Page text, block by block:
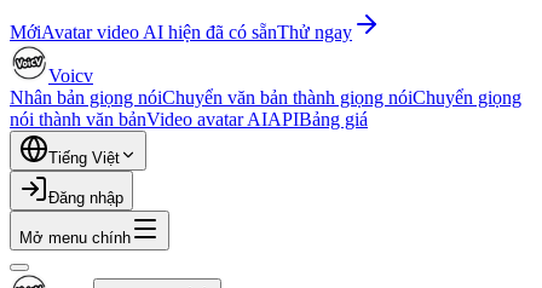
MớiAvatar video AI hiện đã có sẵnThử ngay
Voicv
Nhân bản giọng nóiChuyển văn bản thành giọng nóiChuyển giọng
nói thành văn bảnVideo avatar AIAPIBảng giá
Tiếng Việt
Đăng nhập
Mở menu chính